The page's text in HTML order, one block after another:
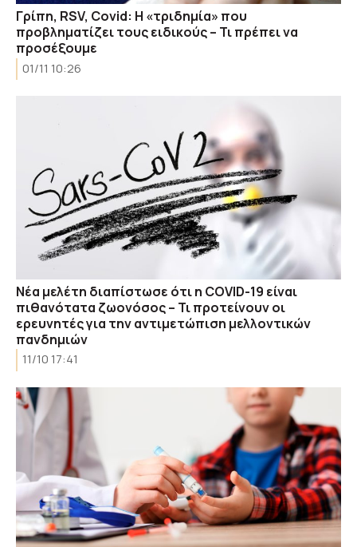
Γρίπη, RSV, Covid: Η «τριδημία» που
προβληματίζει τους ειδικούς – Τι πρέπει να
προσέξουμε
01/11 10:26
Νέα μελέτη διαπίστωσε ότι η COVID-19 είναι
πιθανότατα ζωονόσος – Τι προτείνουν οι
ερευνητές για την αντιμετώπιση μελλοντικών
πανδημιών
11/10 17:41